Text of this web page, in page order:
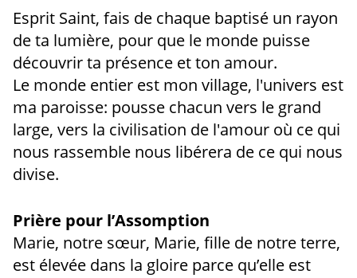
Esprit Saint, fais de chaque baptisé un rayon
de ta lumière, pour que le monde puisse
découvrir ta présence et ton amour.
Le monde entier est mon village, l'univers est
ma paroisse: pousse chacun vers le grand
large, vers la civilisation de l'amour où ce qui
nous rassemble nous libérera de ce qui nous
divise.
Prière pour l’Assomption
Marie, notre sœur, Marie, fille de notre terre,
est élevée dans la gloire parce qu’elle est